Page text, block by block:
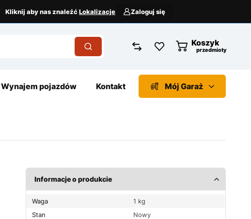
Kliknij aby nas znaleźćLokalizacje Zaloguj się
Koszyk
przedmioty
Wynajem pojazdów Kontakt Mój Garaż
Informacje o produkcie
Waga
1 kg
Stan
Nowy